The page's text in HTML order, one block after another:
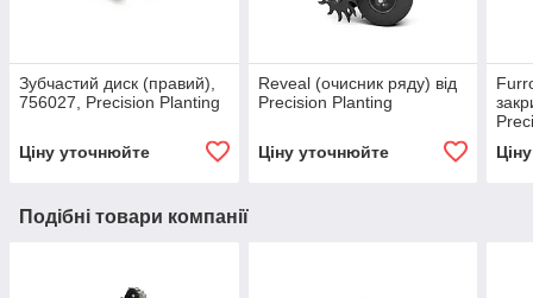
Зубчастий диск (правий),
756027, Precision Planting
Ціну уточнюйте
Reveal (очисник ряду) від
Precision Planting
Ціну уточнюйте
Подібні товари компанії